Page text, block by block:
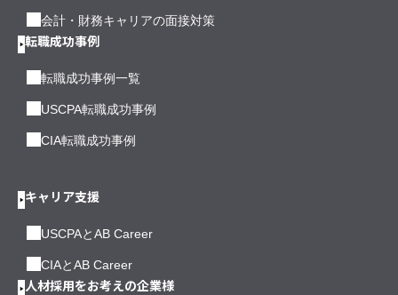
会計・財務キャリアの面接対策
転職成功事例
転職成功事例一覧
USCPA転職成功事例
CIA転職成功事例
キャリア支援
USCPAとAB Career
CIAとAB Career
人材採用をお考えの企業様